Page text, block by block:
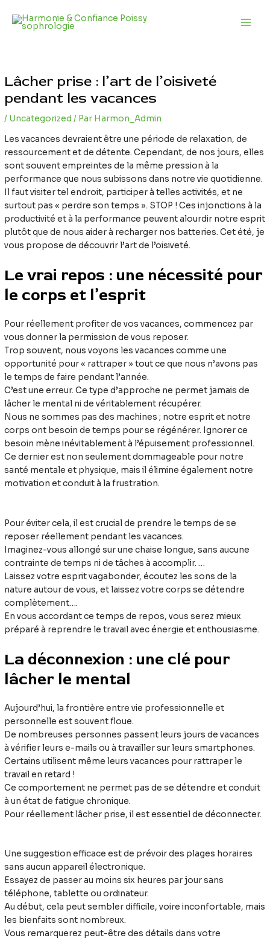
contenu
Lâcher prise : l’art de l’oisiveté
pendant les vacances
/ Uncategorized / Par Harmon_Admin
Les vacances devraient être une période de relaxation, de
ressourcement et de détente. Cependant, de nos jours, elles
sont souvent empreintes de la même pression à la
performance que nous subissons dans notre vie quotidienne.
Il faut visiter tel endroit, participer à telles activités, et ne
surtout pas « perdre son temps ». STOP ! Ces injonctions à la
productivité et à la performance peuvent alourdir notre esprit
plutôt que de nous aider à recharger nos batteries. Cet été, je
vous propose de découvrir l’art de l’oisiveté.
Le vrai repos : une nécessité pour
le corps et l’esprit
Pour réellement profiter de vos vacances, commencez par
vous donner la permission de vous reposer.
Trop souvent, nous voyons les vacances comme une
opportunité pour « rattraper » tout ce que nous n’avons pas
le temps de faire pendant l’année.
C’est une erreur. Ce type d’approche ne permet jamais de
lâcher le mental ni de véritablement récupérer.
Nous ne sommes pas des machines ; notre esprit et notre
corps ont besoin de temps pour se régénérer. Ignorer ce
besoin mène inévitablement à l’épuisement professionnel.
Ce dernier est non seulement dommageable pour notre
santé mentale et physique, mais il élimine également notre
motivation et conduit à la frustration.
Pour éviter cela, il est crucial de prendre le temps de se
reposer réellement pendant les vacances.
Imaginez-vous allongé sur une chaise longue, sans aucune
contrainte de temps ni de tâches à accomplir. …
Laissez votre esprit vagabonder, écoutez les sons de la
nature autour de vous, et laissez votre corps se détendre
complètement….
En vous accordant ce temps de repos, vous serez mieux
préparé à reprendre le travail avec énergie et enthousiasme.
La déconnexion : une clé pour
lâcher le mental
Aujourd’hui, la frontière entre vie professionnelle et
personnelle est souvent floue.
De nombreuses personnes passent leurs jours de vacances
à vérifier leurs e-mails ou à travailler sur leurs smartphones.
Certains utilisent même leurs vacances pour rattraper le
travail en retard !
Ce comportement ne permet pas de se détendre et conduit
à un état de fatigue chronique.
Pour réellement lâcher prise, il est essentiel de déconnecter.
Une suggestion efficace est de prévoir des plages horaires
sans aucun appareil électronique.
Essayez de passer au moins six heures par jour sans
téléphone, tablette ou ordinateur.
Au début, cela peut sembler difficile, voire inconfortable, mais
les bienfaits sont nombreux.
Vous remarquerez peut-être des détails dans votre
des
articles